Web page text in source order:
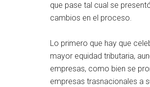
que pase tal cual se
cambios en el proceso.
Lo primero que hay que
mayor equidad tributaria,
empresas, como bien se
empresas trasnacionales a